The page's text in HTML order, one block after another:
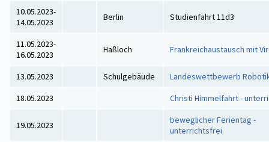
10.05.2023-
14.05.2023
Berlin Studienfahrt 11d3
11.05.2023-
16.05.2023
Haßloch Frankreichaustausch mit
13.05.2023 Schulgebäude
Landeswettbewerb
18.05.2023
Christi Himmelfahrt -
19.05.2023
beweglicher Ferientag -
unterrichtsfrei